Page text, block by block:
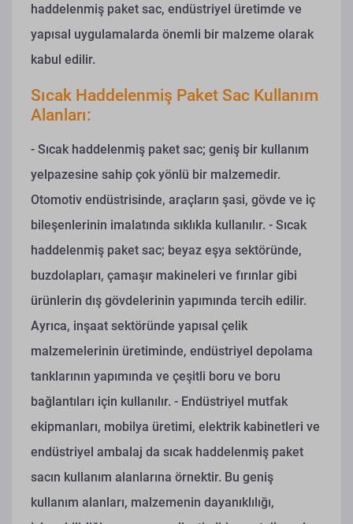
haddelenmiş paket sac, endüstriyel üretimde ve
yapısal uygulamalarda önemli bir malzeme olarak
kabul edilir.
Sıcak Haddelenmiş Paket Sac Kullanım
Alanları:
- Sıcak haddelenmiş paket sac; geniş bir kullanım
yelpazesine sahip çok yönlü bir malzemedir.
Otomotiv endüstrisinde, araçların şasi, gövde ve iç
bileşenlerinin imalatında sıklıkla kullanılır. - Sıcak
haddelenmiş paket sac; beyaz eşya sektöründe,
buzdolapları, çamaşır makineleri ve fırınlar gibi
ürünlerin dış gövdelerinin yapımında tercih edilir.
Ayrıca, inşaat sektöründe yapısal çelik
malzemelerinin üretiminde, endüstriyel depolama
tanklarının yapımında ve çeşitli boru ve boru
bağlantıları için kullanılır. - Endüstriyel mutfak
ekipmanları, mobilya üretimi, elektrik kabinetleri ve
endüstriyel ambalaj da sıcak haddelenmiş paket
sacın kullanım alanlarına örnektir. Bu geniş
kullanım alanları, malzemenin dayanıklılığı,